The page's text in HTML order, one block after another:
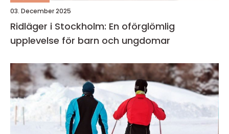
03. December 2025
Ridläger i Stockholm: En oförglömlig
upplevelse för barn och ungdomar